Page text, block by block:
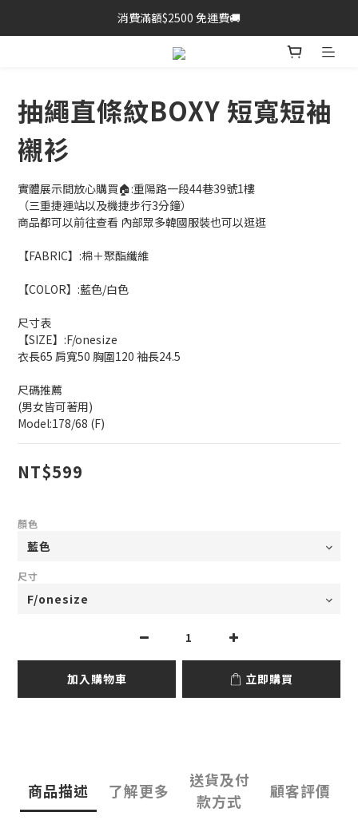
消費滿額$2500 免運費🚚
抽繩直條紋BOXY 短寬短袖
襯衫
實體展示間放心購買🏠:重陽路一段44巷39號1樓
（三重捷運站以及機捷步行3分鐘）
商品都可以前往查看 內部眾多韓國服裝也可以逛逛
【FABRIC】:棉＋聚酯纖維
【COLOR】:藍色/白色
尺寸表
【SIZE】:F/onesize
衣長65 肩寬50 胸圍120 袖長24.5
尺碼推薦
(男女皆可著用)
Model:178/68 (F)
NT$599
顏色
尺寸
加入購物車 立即購買
商品描述 了解更多
送貨及付
款方式
顧客評價